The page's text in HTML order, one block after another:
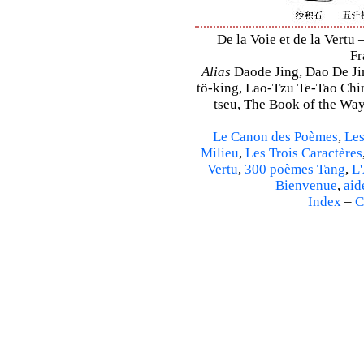
De la Voie et de la Vertu
Alias Daode Jing, Dao De
tö-king, Lao-Tzu Te-Tao
tseu, The Book of the
Le Canon des Poèmes,
Milieu, Les Trois Caractères
Vertu, 300 poèmes Tang,
Bienvenue,
Index–